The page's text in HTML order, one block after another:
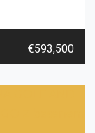
€593,500